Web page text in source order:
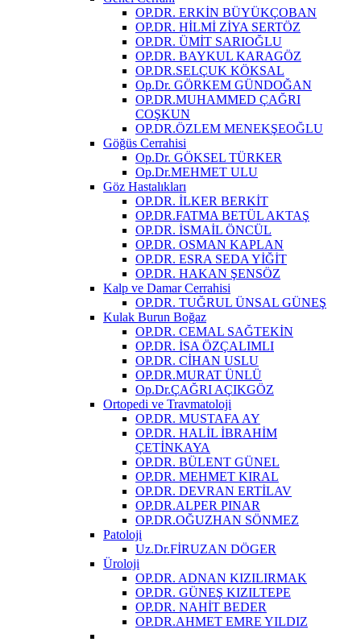
OP.DR. ERKİN BÜYÜKÇOBAN
OP.DR. HİLMİ ZİYA SERTÖZ
OP.DR. ÜMİT SARIOĞLU
OP.DR. BAYKUL KARAGÖZ
OP.DR.SELÇUK KÖKSAL
Op.Dr. GÖRKEM GÜNDOĞAN
OP.DR.MUHAMMED ÇAĞRI
COŞKUN
OP.DR.ÖZLEM MENEKŞEOĞLU
Göğüs Cerrahisi
Op.Dr. GÖKSEL TÜRKER
Op.Dr.MEHMET ULU
Göz Hastalıkları
OP.DR. İLKER BERKİT
OP.DR.FATMA BETÜL AKTAŞ
OP.DR. İSMAİL ÖNCÜL
OP.DR. OSMAN KAPLAN
OP.DR. ESRA SEDA YİĞİT
OP.DR. HAKAN ŞENSÖZ
Kalp ve Damar Cerrahisi
OP.DR. TUĞRUL ÜNSAL GÜNEŞ
Kulak Burun Boğaz
OP.DR. CEMAL SAĞTEKİN
OP.DR. İSA ÖZÇALIMLI
OP.DR. CİHAN USLU
OP.DR.MURAT ÜNLÜ
Op.Dr.ÇAĞRI AÇIKGÖZ
Ortopedi ve Travmatoloji
OP.DR. MUSTAFA AY
OP.DR. HALİL İBRAHİM
ÇETİNKAYA
OP.DR. BÜLENT GÜNEL
OP.DR. MEHMET KIRAL
OP.DR. DEVRAN ERTİLAV
OP.DR.ALPER PINAR
OP.DR.OĞUZHAN SÖNMEZ
Patoloji
Uz.Dr.FİRUZAN DÖGER
Üroloji
OP.DR. ADNAN KIZILIRMAK
OP.DR. GÜNEŞ KIZILTEPE
OP.DR. NAHİT BEDER
OP.DR.AHMET EMRE YILDIZ